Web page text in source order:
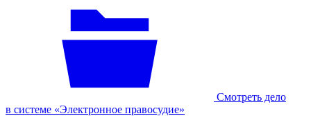
Смотреть дело
в системе «Электронное правосудие»